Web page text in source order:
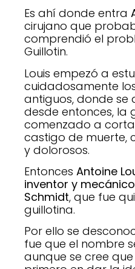
Es ahí donde entra
cirujano que
comprendió el
Guillotin.
Louis empezó a
cuidadosamente
antiguos, donde
desde entonces, la
comenzado a
castigo de muerte,
y dolorosos.
Entonces Antoine
inventor y
Schmidt, que fue
guillotina.
Por ello se
fue que el nombre
aunque se cree